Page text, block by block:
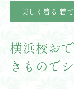
美しく着る 着
横浜校お
きもので